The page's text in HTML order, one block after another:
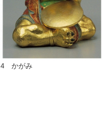
4 かがみ